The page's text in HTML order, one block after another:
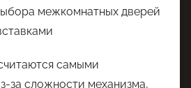
самыми
за сложности механизма,